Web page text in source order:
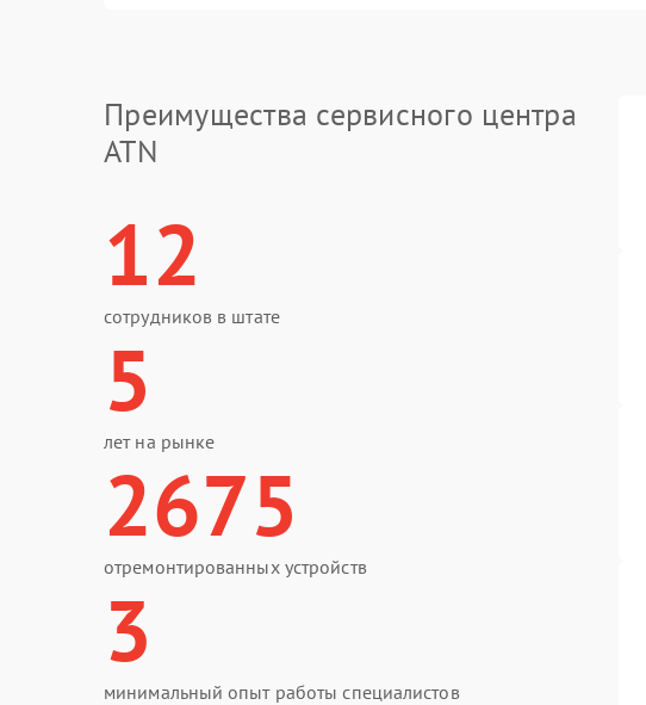
Преимущества сервисного центра
ATN
12
сотрудников в штате
5
лет на рынке
2675
отремонтированных устройств
3
минимальный опыт работы специалистов